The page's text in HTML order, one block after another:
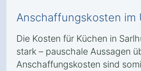
Anschaffungskosten im
Die Kosten für Küchen in
stark – pauschale Aussagen
Anschaffungskosten sind